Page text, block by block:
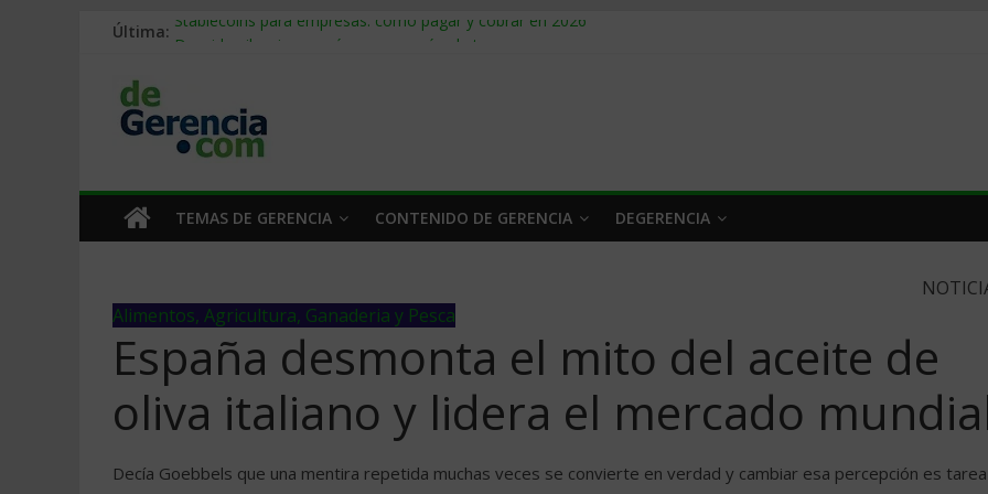
Última: Stablecoins para empresas: cómo pagar y cobrar en 2026
Trabajo forzoso en la cadena de suministro: qué hacer
Mercado hispano de EE. UU.: cómo segmentarlo y venderle
TEMAS DE GERENCIA CONTENIDO DE GERENCIA DEGERENCIA
Alimentos, Agricultura, Ganaderia y Pesca
España desmonta el mito del aceite de
oliva italiano y lidera el mercado
Decía Goebbels que una mentira repetida muchas veces se convierte en verdad y cambiar esa percepción es tarea